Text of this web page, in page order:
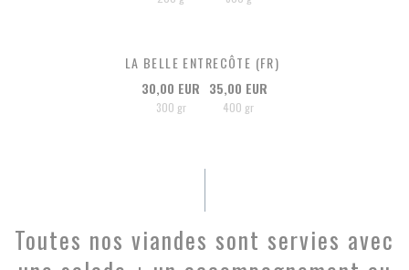
LA BELLE ENTRECÔTE (FR)
30,00 EUR
300 gr
35,00 EUR
400 gr
Toutes nos viandes sont servies avec